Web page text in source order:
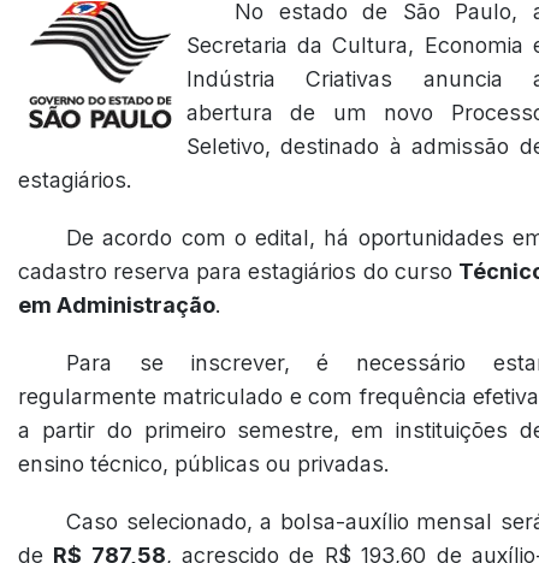
No estado de São Paulo,
Secretaria da Cultura, Economia
Indústria Criativas anuncia
abertura de um novo
Seletivo, destinado à admissão
estagiários.
De acordo com o edital, há oportunidades
cadastro reserva para estagiários do curso
em Administração.
Para se inscrever, é necessário
regularmente matriculado e com frequência
a partir do primeiro semestre, em instituições
ensino técnico, públicas ou privadas.
Caso selecionado, a bolsa-auxílio mensal
de R$ 787,58, acrescido de R$ 193,60 de